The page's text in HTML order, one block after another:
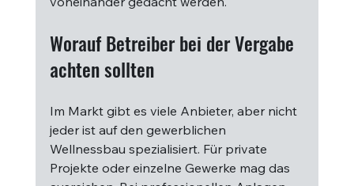
Worauf Betreiber bei der Vergabe
achten sollten
Im Markt gibt es viele Anbieter, aber nicht
jeder ist auf den gewerblichen
Wellnessbau spezialisiert. Für private
Projekte oder einzelne Gewerke mag das